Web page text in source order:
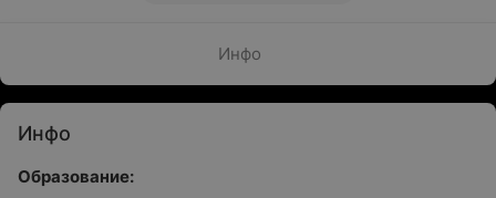
Инфо
Инфо
Образование: